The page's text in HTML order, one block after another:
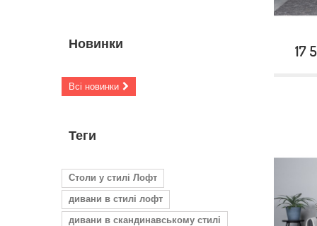
Новинки
Всі новинки
Теги
Столи у стилі Лофт
дивани в стилі лофт
дивани в скандинавському стилі
17